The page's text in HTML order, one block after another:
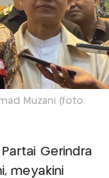
Muzani (foto:
Gerindra
meyakini